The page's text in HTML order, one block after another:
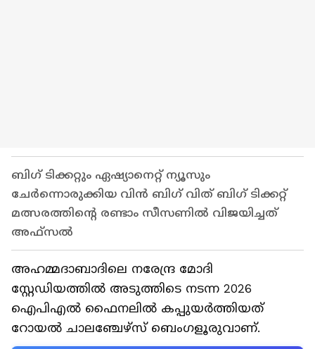
ബിഗ് ടിക്കറ്റും ഏഷ്യാനെറ്റ് ന്യൂസും
ചേർന്നൊരുക്കിയ വിൻ ബിഗ് വിത് ബിഗ് ടിക്കറ്റ്
മത്സരത്തിന്റെ രണ്ടാം സീസണിൽ വിജയിച്ചത്
അഫ്സൽ
അഹമ്മദാബാദിലെ നരേന്ദ്ര മോദി
സ്റ്റേഡിയത്തിൽ അടുത്തിടെ നടന്ന 2026
ഐപിഎൽ ഫൈനലിൽ കപ്പുയർത്തിയത്
റോയൽ ചാലഞ്ചേഴ്സ് ബെംഗളൂരുവാണ്.